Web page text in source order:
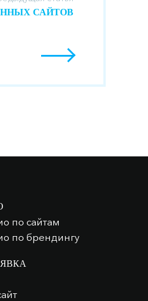
САЙТОВ
по сайтам
по брендингу